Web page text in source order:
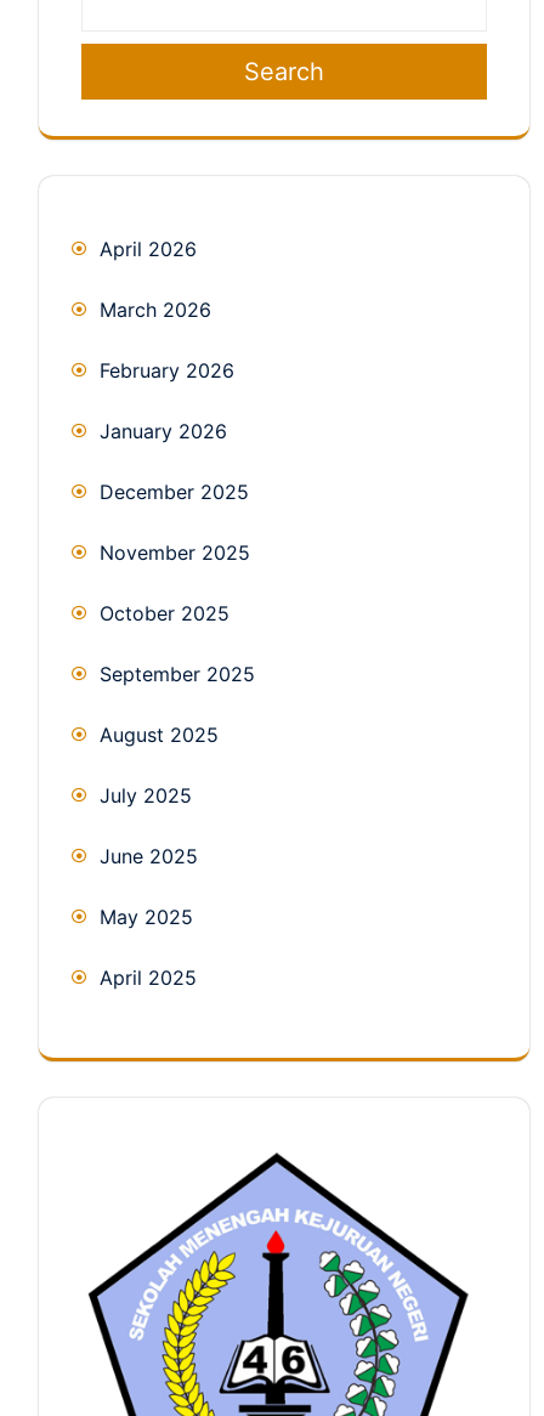
Search
April 2026
March 2026
February 2026
January 2026
December 2025
November 2025
October 2025
September 2025
August 2025
July 2025
June 2025
May 2025
April 2025